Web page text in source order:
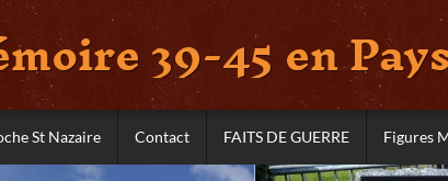
39-45 en
St Nazaire Contact FAITS DE GUERRE Figures